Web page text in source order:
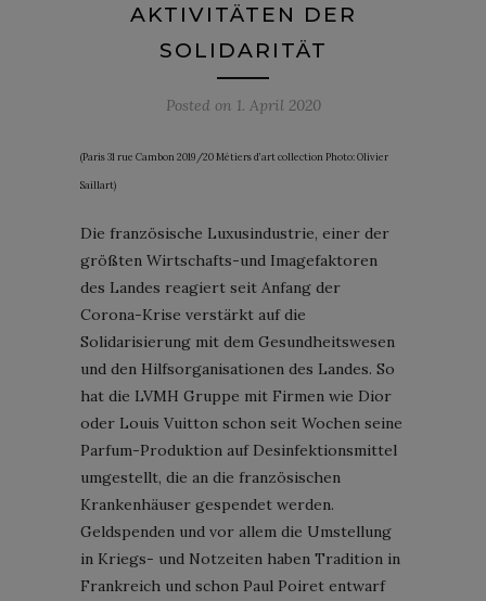
AKTIVITÄTEN DER
SOLIDARITÄT
Posted on 1. April 2020
(Paris 31 rue Cambon 2019/20 Métiers d’art collection Photo: Olivier
Saillart)
Die französische Luxusindustrie, einer der
größten Wirtschafts-und Imagefaktoren
des Landes reagiert seit Anfang der
Corona-Krise verstärkt auf die
Solidarisierung mit dem Gesundheitswesen
und den Hilfsorganisationen des Landes. So
hat die LVMH Gruppe mit Firmen wie Dior
oder Louis Vuitton schon seit Wochen seine
Parfum-Produktion auf Desinfektionsmittel
umgestellt, die an die französischen
Krankenhäuser gespendet werden.
Geldspenden und vor allem die Umstellung
in Kriegs- und Notzeiten haben Tradition in
Frankreich und schon Paul Poiret entwarf